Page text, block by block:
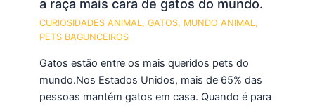
a raça mais cara de gatos do mundo.
CURIOSIDADES ANIMAL,GATOS, MUNDO ANIMAL,
PETS BAGUNCEIROS
Gatos estão entre os mais queridos pets do
mundo.Nos Estados Unidos, mais de 65% das
pessoas mantém gatos em casa. Quando é para